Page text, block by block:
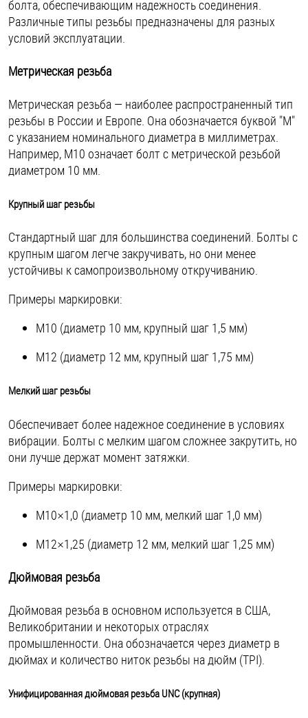
болта, обеспечивающим надежность соединения.
Различные типы резьбы предназначены для разных
условий эксплуатации.
Метрическая резьба
Метрическая резьба — наиболее распространенный тип
резьбы в России и Европе. Она обозначается буквой "М"
с указанием номинального диаметра в миллиметрах.
Например, М10 означает болт с метрической резьбой
диаметром 10 мм.
Крупный шаг резьбы
Стандартный шаг для большинства соединений. Болты с
крупным шагом легче закручивать, но они менее
устойчивы к самопроизвольному откручиванию.
Примеры маркировки:
М10 (диаметр 10 мм, крупный шаг 1,5 мм)
М12 (диаметр 12 мм, крупный шаг 1,75 мм)
Мелкий шаг резьбы
Обеспечивает более надежное соединение в условиях
вибрации. Болты с мелким шагом сложнее закрутить, но
они лучше держат момент затяжки.
Примеры маркировки:
М10×1,0 (диаметр 10 мм, мелкий шаг 1,0 мм)
М12×1,25 (диаметр 12 мм, мелкий шаг 1,25 мм)
Дюймовая резьба
Дюймовая резьба в основном используется в США,
Великобритании и некоторых отраслях
промышленности. Она обозначается через диаметр в
дюймах и количество ниток резьбы на дюйм (TPI).
Унифицированная дюймовая резьба UNC (крупная)